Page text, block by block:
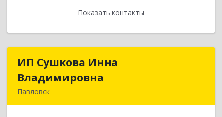
Показать контакты
Назад
ИП Сушкова Инна
Владимировна
Павловск
ИП Сушкова Инна